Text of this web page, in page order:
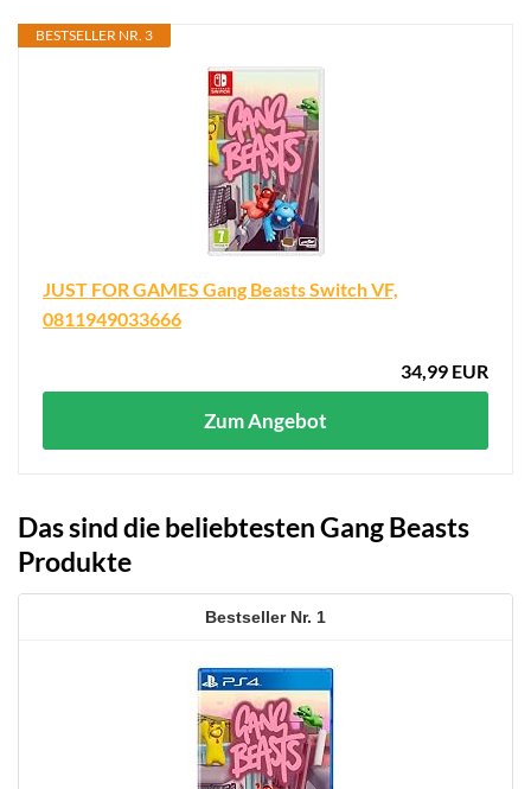
BESTSELLER NR. 3
JUST FOR GAMES Gang Beasts Switch VF,
0811949033666
34,99 EUR
Zum Angebot
Das sind die beliebtesten Gang Beasts
Produkte
1